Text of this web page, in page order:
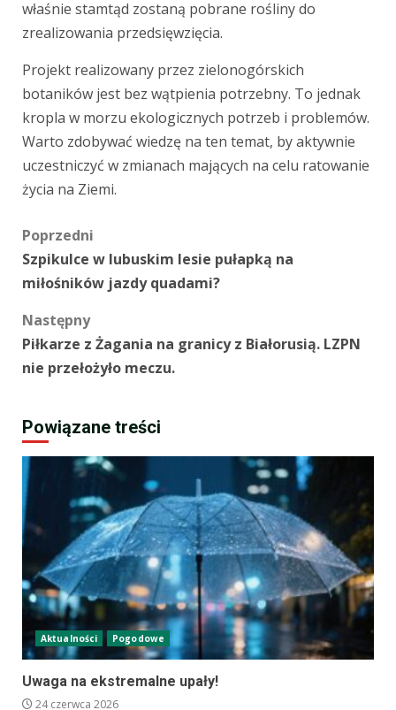
właśnie stamtąd zostaną pobrane rośliny do
zrealizowania przedsięwzięcia.
Projekt realizowany przez zielonogórskich
botaników jest bez wątpienia potrzebny. To jednak
kropla w morzu ekologicznych potrzeb i problemów.
Warto zdobywać wiedzę na ten temat, by aktywnie
uczestniczyć w zmianach mających na celu ratowanie
życia na Ziemi.
Zobacz
wpisy
Poprzedni
Szpikulce w lubuskim lesie pułapką na
miłośników jazdy quadami?
Następny
Piłkarze z Żagania na granicy z Białorusią. LZPN
nie przełożyło meczu.
Powiązane treści
Aktualności Pogodowe
Uwaga na ekstremalne upały!
24 czerwca 2026